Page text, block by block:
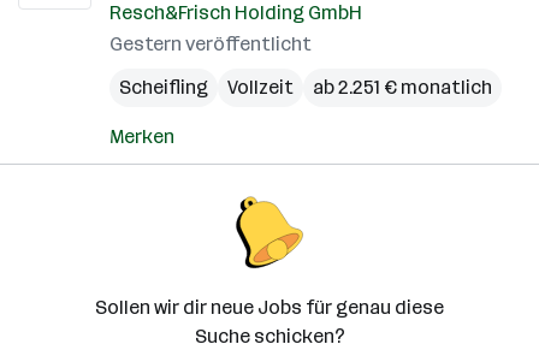
Resch&Frisch Holding GmbH
Gestern veröffentlicht
Scheifling
Vollzeit ab 2.251 € monatlich
Merken
Sollen wir dir neue Jobs für genau diese
Suche schicken?